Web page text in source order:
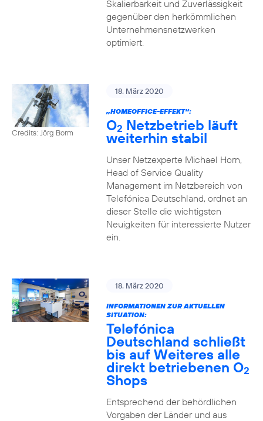
Skalierbarkeit und Zuverlässigkeit
gegenüber den herkömmlichen
Unternehmensnetzwerken
optimiert.
Credits: Jörg Borm
18. März 2020
„HOMEOFFICE-EFFEKT“:
O2 Netzbetrieb läuft
weiterhin stabil
Unser Netzexperte Michael Horn,
Head of Service Quality
Management im Netzbereich von
Telefónica Deutschland, ordnet an
dieser Stelle die wichtigsten
Neuigkeiten für interessierte Nutzer
ein.
18. März 2020
INFORMATIONEN ZUR AKTUELLEN
SITUATION:
Telefónica
Deutschland schließt
bis auf Weiteres alle
direkt betriebenen O2
Shops
Entsprechend der behördlichen
Vorgaben der Länder und aus